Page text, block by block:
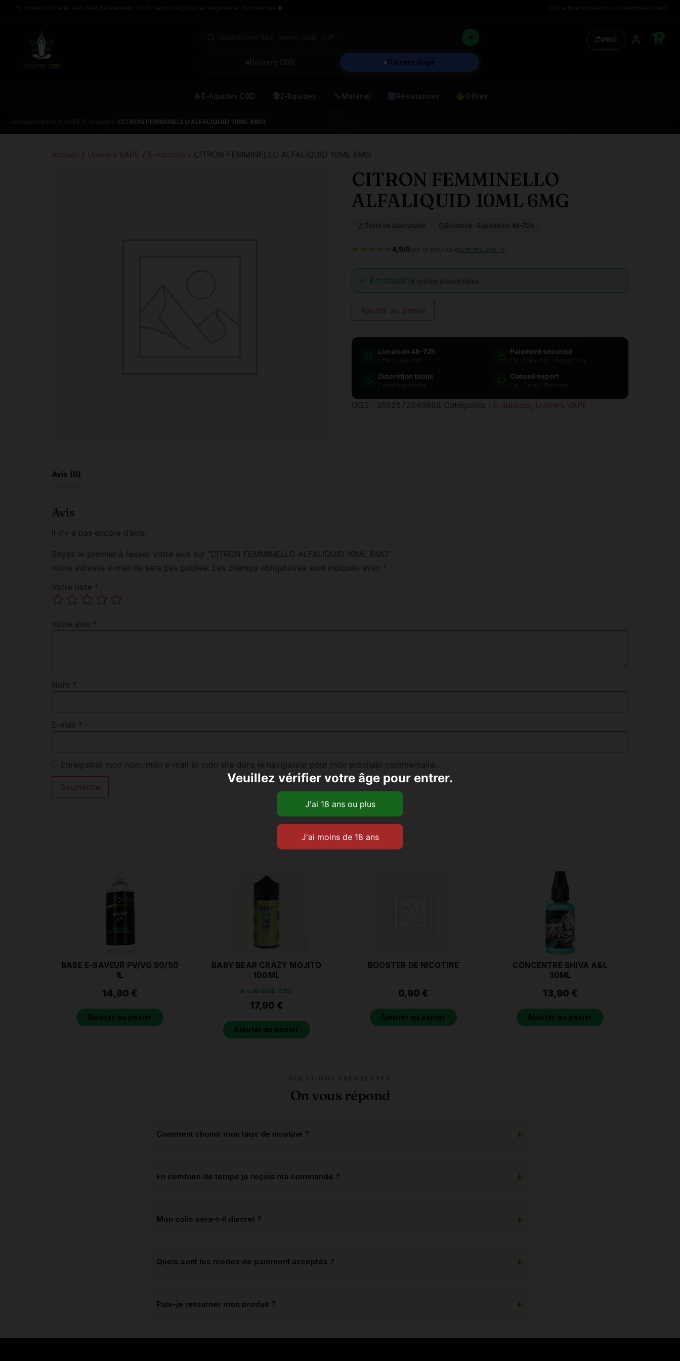
Univers Vape
PRO 0
E-liquides CBD E-liquides Matériel Résistances Offres
CITRON FEMMINELLO ALFALIQUID 10ML 6MG
Accueil / Univers VAPE / E-liquides / CITRON FEMMINELLO ALFALIQUID 10ML 6MG
CITRON FEMMINELLO
ALFALIQUID 10ML 6MG
Testé en laboratoire En stock · Expédition 48-72h
★★★★★ 4,9/5sur la boutiqueLire les avis →
✓ En stock 16 unités disponibles
Ajouter au panier
Livraison 48-72h Paiement sécurisé
Discrétion totale Conseil expert
UGS : 3662572949988 Catégories : E-liquides, Univers VAPE
Avis (0)
Avis
Il n’y a pas encore d’avis.
Soyez le premier à laisser votre avis sur “CITRON FEMMINELLO ALFALIQUID 10ML 6MG”
Votre adresse e-mail ne sera pas publiée. Les champs obligatoires sont indiqués avec *
Votre note *
Votre avis *
Nom *
E-mail *
Enregistrer mon nom, mon e-mail et mon site dans le navigateur pour mon prochain commentaire.
Produits similaires
BASE E-SAVEUR PV/VG 50/50
1L
14,90 €
Ajouter au panier
BABY BEAR CRAZY MOJITO
100ML
E-LIQUIDE CBD
17,90 €
Ajouter au panier
BOOSTER DE NICOTINE
0,90 €
Ajouter au panier
CONCENTRE SHIVA A&L
30ML
13,90 €
Ajouter au panier
On vous répond
Comment choisir mon taux de nicotine ?
En combien de temps je reçois ma commande ?
Mon colis sera-t-il discret ?
Quels sont les modes de paiement acceptés ?
Puis-je retourner mon produit ?
Veuillez vérifier votre âge pour entrer.